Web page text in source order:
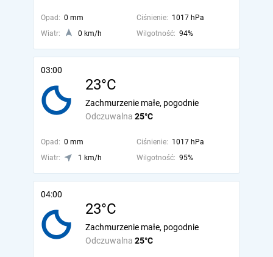
Opad: 0 mm Ciśnienie: 1017 hPa
Wiatr:
0 km/h Wilgotność: 94%
03:00
23°C
Odczuwalna 25°C
Zachmurzenie małe, pogodnie
Opad: 0 mm Ciśnienie: 1017 hPa
Wiatr:
1 km/h Wilgotność: 95%
04:00
23°C
Odczuwalna 25°C
Zachmurzenie małe, pogodnie